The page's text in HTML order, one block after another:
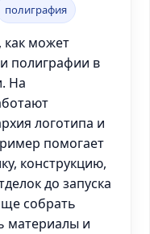
полиграфия
как может
полиграфии в
На
логотипа и
помогает
конструкцию,
до запуска
собрать
материалы и